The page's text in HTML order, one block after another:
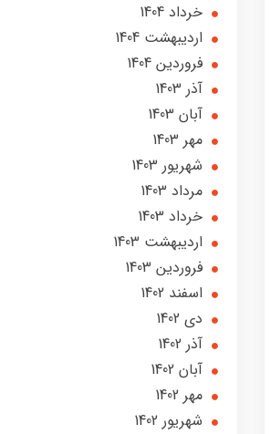
خرداد 1404
ارديبهشت 1404
فروردین 1404
آذر 1403
آبان 1403
مهر 1403
شهریور 1403
مرداد 1403
خرداد 1403
ارديبهشت 1403
فروردین 1403
اسفند 1402
دی 1402
آذر 1402
آبان 1402
مهر 1402
شهریور 1402